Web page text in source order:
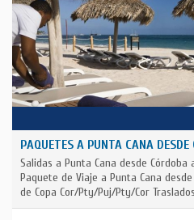
PAQUETES A PUNTA CANA
Salidas a Punta Cana desde
Paquete de Viaje a Punta Cana
de Copa Cor/Pty/Puj/Pty/Cor